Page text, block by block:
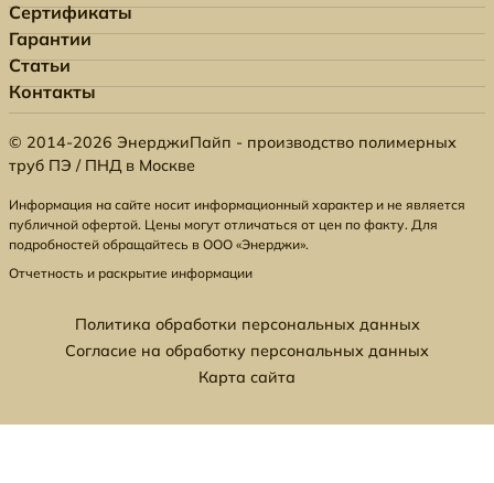
Сертификаты
Гарантии
Статьи
Контакты
© 2014-2026 ЭнерджиПайп - производство полимерных
труб ПЭ / ПНД в Москве
Информация на сайте носит информационный характер и не является
публичной офертой. Цены могут отличаться от цен по факту. Для
подробностей обращайтесь в ООО «Энерджи».
Отчетность и раскрытие информации
Политика обработки персональных данных
Согласие на обработку персональных данных
Карта сайта